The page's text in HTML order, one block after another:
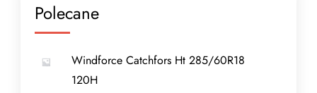
Polecane
Windforce Catchfors Ht 285/60R18
120H